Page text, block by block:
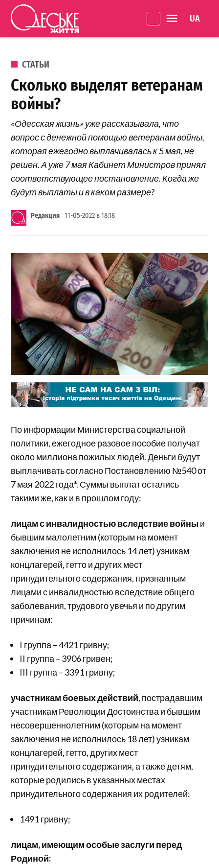
Перейти к содержанию
життя
ОПУБЛИКОВАНО В
СТАТЬИ
Сколько выделят ветеранам
войны?
«Одесская жизнь» уже рассказывала, что
вопрос с денежной помощью ветеранам войны,
которая ежегодно выплачивалась к 5 мая, не
решен. А уже 7 мая Кабинет Министров принял
соответствующее постановление. Когда же
будут выплаты и в каком размере?
Редакция 11-05-2022 в 18:18
По информации Министерства социальной
политики, ежегодное разовое пособие получат
около миллиона пожилых людей. Деньги будут
выплачивать согласно Постановлению №540 от
7 мая 2022 года*. Суммы выплат остались
такими же, как и в прошлом году:
лицам с инвалидностьювследствие войныи
бывшим малолетним (которым на момент
заключения не исполнилось 14 лет) узникам
концлагерей, гетто и других мест
принудительного содержания, признанным
лицами с инвалидностью вследствие общего
заболевания, трудового увечья и по другим
причинам:
I группа – 4421 гривну;
II группа – 3906 гривен;
III группа – 3391 гривну;
участникам боевых действий, пострадавшим
участникам Революции Достоинства и бывшим
несовершеннолетним (которым на момент
заключения не исполнилось 18 лет) узникам
концлагерей, гетто, других мест
принудительного содержания, а также детям,
которые родились в указанных местах
принудительного содержания их родителей:
1491 гривну;
лицам, имеющим особые заслуги перед
Родиной: